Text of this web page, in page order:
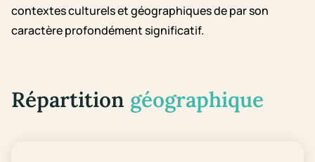
contextes culturels et géographiques de par son
caractère profondément significatif.
Répartition géographique